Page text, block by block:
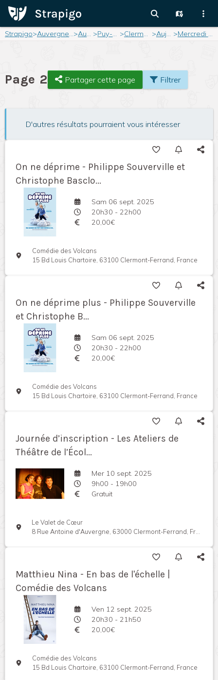
Strapigo> Auvergne-Rhône-Alpes> Auvergne > Puy-de-Dôme > Clermont-Ferrand > Aujourd'hui > Mercredi 06 août 2025
Page 2 Partager cette page Filtrer
D'autres résultats pourraient vous intéresser
On ne déprime - Philippe Souverville et
Christophe Basclo...
Sam 06 sept. 2025
20h30 - 22h00
20,00€
Comédie des Volcans
15 Bd Louis Chartoire, 63100 Clermont-Ferrand, France
On ne déprime plus - Philippe Souverville
et Christophe B...
Sam 06 sept. 2025
20h30 - 22h00
20,00€
Comédie des Volcans
15 Bd Louis Chartoire, 63100 Clermont-Ferrand, France
Journée d’inscription - Les Ateliers de
Théâtre de l’Écol...
Mer 10 sept. 2025
9h00 - 19h00
Gratuit
Le Valet de Cœur
8 Rue Antoine d'Auvergne, 63000 Clermont-Ferrand, France
Matthieu Nina - En bas de l'échelle |
Comédie des Volcans
Ven 12 sept. 2025
20h30 - 21h50
20,00€
Comédie des Volcans
15 Bd Louis Chartoire, 63100 Clermont-Ferrand, France